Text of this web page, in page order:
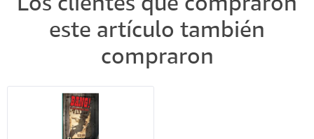
este artículo también
compraron